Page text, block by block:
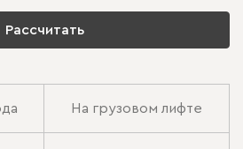
Рассчитать
На грузовом лифте